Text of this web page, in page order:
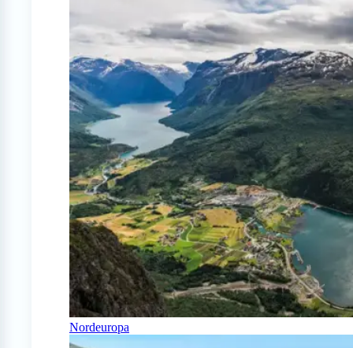
Nordeuropa